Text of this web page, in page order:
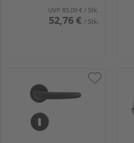
UVP 85,09 €/ Stk.
52,76 € / Stk.